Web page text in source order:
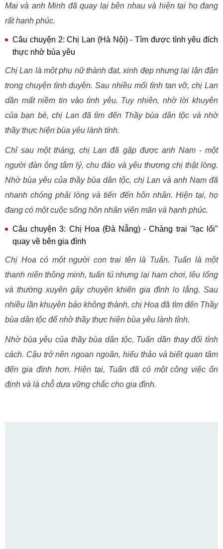
Mai và anh Minh đã quay lại bên nhau và hiện tại họ đang
rất hạnh phúc.
Câu chuyện 2: Chị Lan (Hà Nội) - Tìm được tình yêu đích
thực nhờ bùa yêu
Chị Lan là một phụ nữ thành đạt, xinh đẹp nhưng lại lận đận
trong chuyện tình duyên. Sau nhiều mối tình tan vỡ, chị Lan
dần mất niềm tin vào tình yêu. Tuy nhiên, nhờ lời khuyên
của bạn bè, chị Lan đã tìm đến Thầy bùa dân tộc và nhờ
thầy thực hiện bùa yêu lành tính.
Chỉ sau một tháng, chị Lan đã gặp được anh Nam - một
người đàn ông tâm lý, chu đáo và yêu thương chị thật lòng.
Nhờ bùa yêu của thầy bùa dân tộc, chị Lan và anh Nam đã
nhanh chóng phải lòng và tiến đến hôn nhân. Hiện tại, họ
đang có một cuộc sống hôn nhân viên mãn và hạnh phúc.
Câu chuyện 3: Chị Hoa (Đà Nẵng) - Chàng trai "lạc lối"
quay về bên gia đình
Chị Hoa có một người con trai tên là Tuấn. Tuấn là một
thanh niên thông minh, tuấn tú nhưng lại ham chơi, lêu lổng
và thường xuyên gây chuyện khiến gia đình lo lắng. Sau
nhiều lần khuyên bảo không thành, chị Hoa đã tìm đến Thầy
bùa dân tộc để nhờ thầy thực hiện bùa yêu lành tính.
Nhờ bùa yêu của thầy bùa dân tộc, Tuấn dần thay đổi tính
cách. Cậu trở nên ngoan ngoãn, hiếu thảo và biết quan tâm
đến gia đình hơn. Hiện tại, Tuấn đã có một công việc ổn
định và là chỗ dựa vững chắc cho gia đình.